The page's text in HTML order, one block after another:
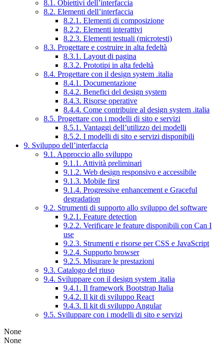
8.1. Obiettivi dell’interfaccia
8.2. Elementi dell’interfaccia
8.2.1. Elementi di composizione
8.2.2. Elementi interattivi
8.2.3. Elementi testuali (microtesti)
8.3. Progettare e costruire in alta fedeltà
8.3.1. Layout di pagina
8.3.2. Prototipi in alta fedeltà
8.4. Progettare con il design system .italia
8.4.1. Documentazione
8.4.2. Benefici del design system
8.4.3. Risorse operative
8.4.4. Come contribuire al design system .italia
8.5. Progettare con i modelli di sito e servizi
8.5.1. Vantaggi dell’utilizzo dei modelli
8.5.2. I modelli di sito e servizi disponibili
9. Sviluppo dell’interfaccia
9.1. Approccio allo sviluppo
9.1.1. Attività preliminari
9.1.2. Web design responsivo e accessibile
9.1.3. Mobile first
9.1.4. Progressive enhancement e Graceful
degradation
9.2. Strumenti di supporto allo sviluppo del software
9.2.1. Feature detection
9.2.2. Verificare le feature disponibili con Can I
use
9.2.3. Strumenti e risorse per CSS e JavaScript
9.2.4. Supporto browser
9.2.5. Misurare le prestazioni
9.3. Catalogo del riuso
9.4. Sviluppare con il design system .italia
9.4.1. Il framework Bootstrap Italia
9.4.2. Il kit di sviluppo React
9.4.3. Il kit di sviluppo Angular
9.5. Sviluppare con i modelli di sito e servizi
None
None